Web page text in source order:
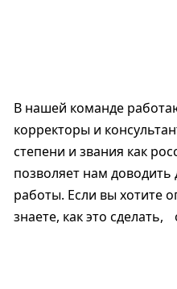
В нашей команде
корректоры и
степени и звания как
позволяет нам
работы. Если вы хотите
знаете, как это